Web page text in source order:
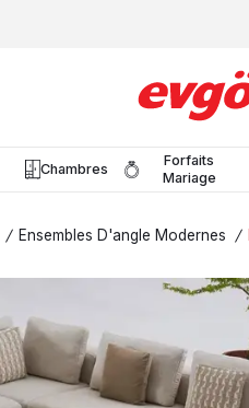
Chambres
Forfaits
Mariage
/ Ensembles D'angle Modernes /